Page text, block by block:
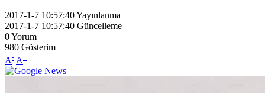
2017-1-7 10:57:40Yayınlanma
2017-1-7 10:57:40 Güncelleme
0Yorum
980 Gösterim
A- A+